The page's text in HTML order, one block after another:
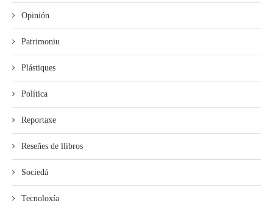
Opinión
Patrimoniu
Plástiques
Política
Reportaxe
Reseñes de llibros
Sociedá
Tecnoloxía